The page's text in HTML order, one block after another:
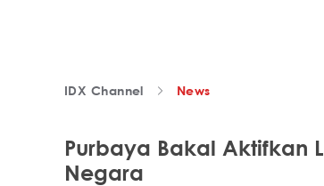
IDX Channel News
Purbaya Bakal Aktifkan
Negara